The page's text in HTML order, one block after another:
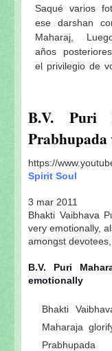
Saqué varios
ese darshan
Maharaj,
años
el privilegio de
habló y fue
Puri Maharaj
últimos días.
B.V. Puri
https://
Spirit Soul
3 mar 2011
Bhakti Vaibhava
very emotionally,
amongst
B.V. Puri
emotionally
Bhakti
Maharaja